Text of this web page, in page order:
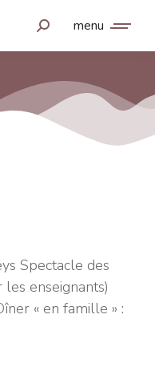
menu
Spectacle des
enseignants)
« en famille » :